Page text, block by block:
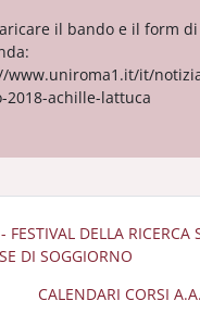
il bando e il form di
www.uniroma1.it/it/
2018-achille-lattuca
FESTIVAL DELLA RICERCA
DI SOGGIORNO
CALENDARI CORSI